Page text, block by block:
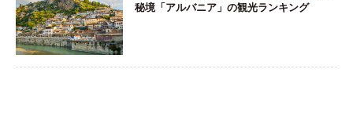
秘境「アルバニア」の観光ランキング